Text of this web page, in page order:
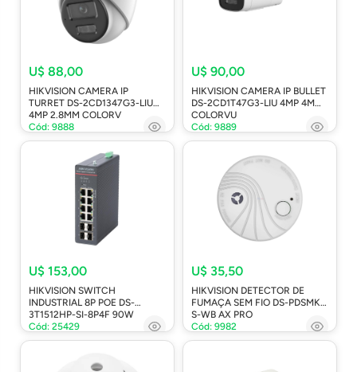
U$ 88,00
HIKVISION CAMERA IP
TURRET DS-2CD1347G3-LIU
4MP 2.8MM COLORV
Cód: 9888
U$ 90,00
HIKVISION CAMERA IP BULLET
DS-2CD1T47G3-LIU 4MP 4MM
COLORVU
Cód: 9889
U$ 153,00
HIKVISION SWITCH
INDUSTRIAL 8P POE DS-
3T1512HP-SI-8P4F 90W
Cód: 25429
U$ 35,50
HIKVISION DETECTOR DE
FUMAÇA SEM FIO DS-PDSMK-
S-WB AX PRO
Cód: 9982